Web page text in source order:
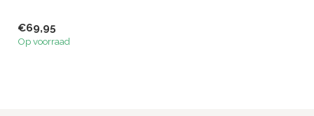
€69,95
Op voorraad